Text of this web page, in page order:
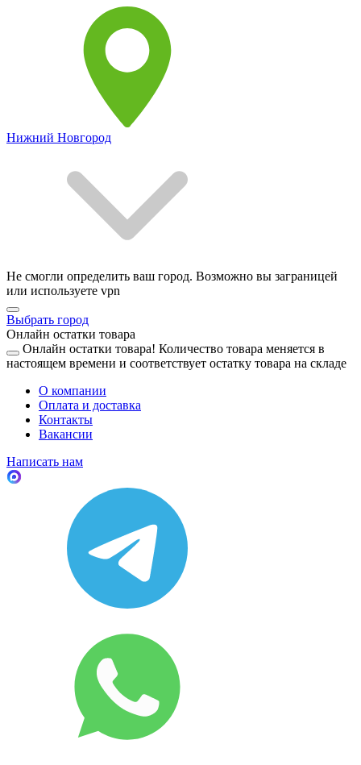
Нижний Новгород
Не смогли определить ваш город. Возможно вы заграницей
или используете vpn
Выбрать город
Онлайн остатки товара
Онлайн остатки товара! Количество товара меняется в
настоящем времени и соответствует остатку товара на складе
О компании
Оплата и доставка
Контакты
Вакансии
Написать нам